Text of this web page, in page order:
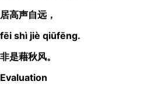
居高声自远，
fēi shì jiè qiūfēng.
非是藉秋风。
Evaluation